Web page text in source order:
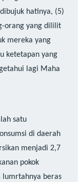
hatinya, (5)
orang yang dililit
mereka yang
ketetapan yang
lagi Maha
satu
di daerah
menjadi 2,7
pokok
lumrtahnya beras